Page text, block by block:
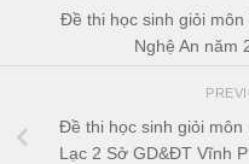
Đề thi học sinh giỏi
Nghệ An năm
Đề thi học sinh giỏi môn
Lạc 2 Sở GD&ĐT Vĩnh